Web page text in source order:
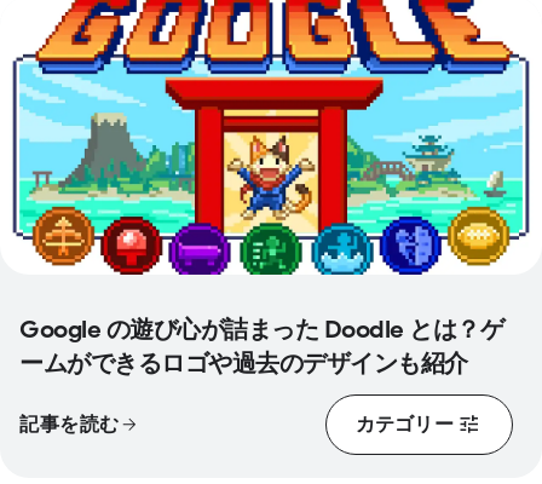
Google の遊び心が詰まった Doodle とは？ゲ
ームができるロゴや過去のデザインも紹介
記事を読む カテゴリー